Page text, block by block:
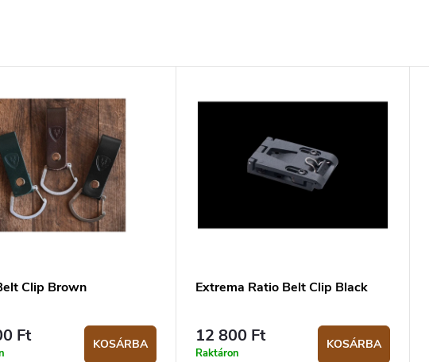
Clip Brown
Ft KOSÁRBA
Extrema Ratio Belt Clip Black
12 800 Ft
Raktáron
KOSÁRBA